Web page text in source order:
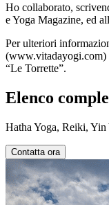
Ho collaborato,
e Yoga Magazine, ed
Per ulteriori
(www.vitadayogi.com)
“Le Torrette”.
Elenco
Hatha Yoga, Reiki,
Contatta ora